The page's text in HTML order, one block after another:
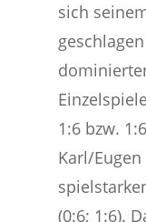
sich
1:6 bzw.
Karl/
(0:6; 1:6).